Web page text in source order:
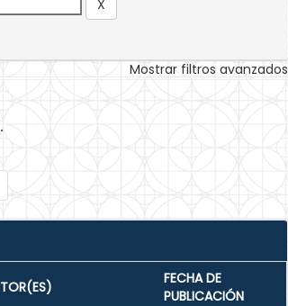
Mostrar filtros avanzados
FECHA DE
PUBLICACIÓN